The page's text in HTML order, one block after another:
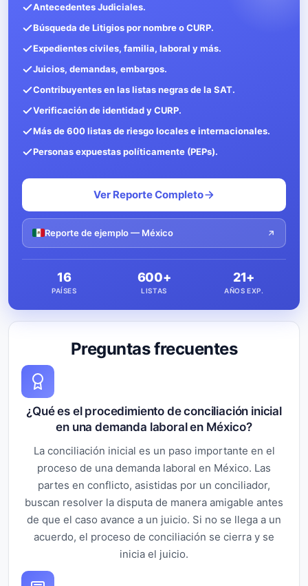
Preguntas frecuentes
¿Qué es el procedimiento de conciliación inicial
en una demanda laboral en México?
La conciliación inicial es un paso importante en el
proceso de una demanda laboral en México. Las
partes en conflicto, asistidas por un conciliador,
buscan resolver la disputa de manera amigable antes
de que el caso avance a un juicio. Si no se llega a un
acuerdo, el proceso de conciliación se cierra y se
inicia el juicio.
Antecedentes Judiciales.
Búsqueda de Litigios por nombre o CURP.
Expedientes civiles, familia, laboral y más.
Juicios, demandas, embargos.
Contribuyentes en las listas negras de la SAT.
Verificación de identidad y CURP.
Más de 600 listas de riesgo locales e internacionales.
Personas expuestas políticamente (PEPs).
Ver Reporte Completo
Reporte de ejemplo — México
16
PAÍSES
600+
LISTAS
21+
AÑOS EXP.